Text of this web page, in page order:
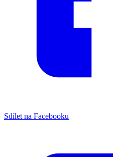
Sdílet na Facebooku